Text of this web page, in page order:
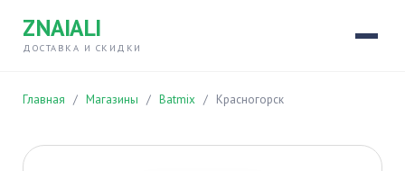
ZNAIALI
ДОСТАВКА И СКИДКИ
Главная / Магазины / Batmix / Красногорск